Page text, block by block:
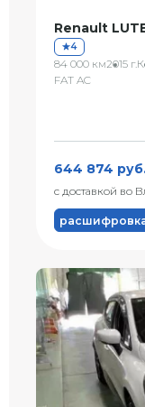
Renault
4
84 000 км2015 г.
FAT AC
644 874
с доставкой во